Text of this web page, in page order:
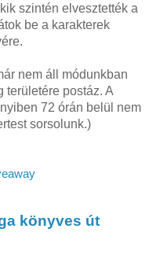
szintén elvesztették a
be a karakterek
nem áll módunkban
területére postáz. A
72 órán belül nem
sorsolunk.)
könyves út